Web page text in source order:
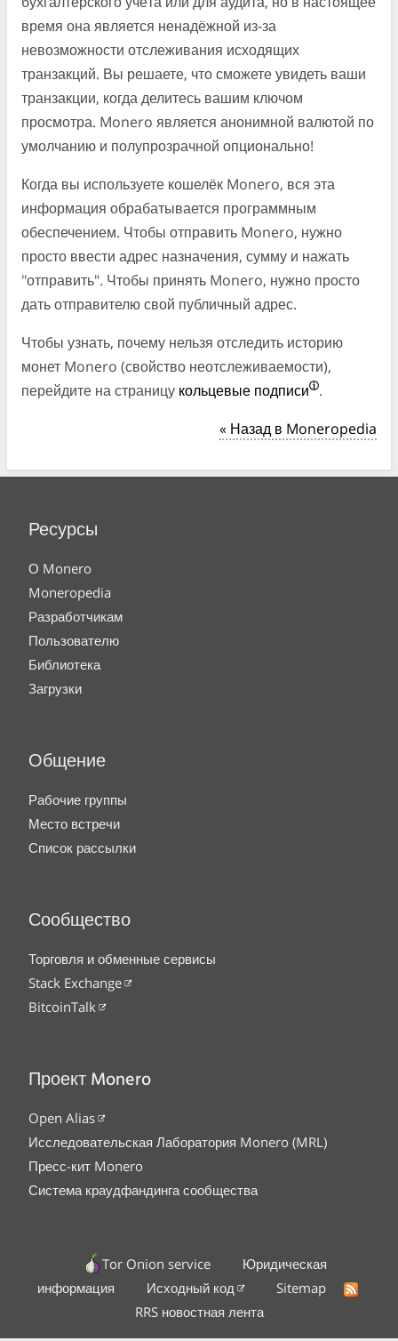
время она является ненадёжной из-за
невозможности отслеживания исходящих
транзакций. Вы решаете, что сможете увидеть ваши
транзакции, когда делитесь вашим ключом
просмотра. Monero является анонимной валютой по
умолчанию и полупрозрачной опционально!
Когда вы используете кошелёк Monero, вся эта
информация обрабатывается программным
обеспечением. Чтобы отправить Monero, нужно
просто ввести адрес назначения, сумму и нажать
"отправить". Чтобы принять Monero, нужно просто
дать отправителю свой публичный адрес.
Чтобы узнать, почему нельзя отследить историю
монет Monero (свойство неотслеживаемости),
перейдите на страницу кольцевые подписи .
« Назад в Moneropedia
Ресурсы
О Monero
Moneropedia
Разработчикам
Пользователю
Библиотека
Загрузки
Общение
Рабочие группы
Место встречи
Список рассылки
Сообщество
Торговля и обменные сервисы
Stack Exchange
BitcoinTalk
Проект Monero
Open Alias
Исследовательская Лаборатория Monero (MRL)
Пресс-кит Monero
Система краудфандинга сообщества
Tor Onion service
Юридическая
информация
Исходный код
Sitemap
RRS новостная лента